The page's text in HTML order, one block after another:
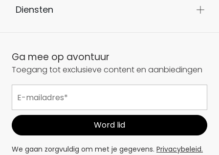
Diensten
Ga mee op avontuur
Toegang tot exclusieve content en aanbiedingen
We gaan zorgvuldig om met je gegevens. Privacybeleid.